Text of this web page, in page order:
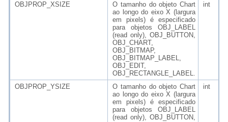
OBJPROP_XSIZE
O tamanho do objeto Chart
ao longo do eixo X (largura
em pixels) é especificado
para objetos OBJ_LABEL
(read only), OBJ_BUTTON,
OBJ_CHART,
OBJ_BITMAP,
OBJ_BITMAP_LABEL,
OBJ_EDIT,
OBJ_RECTANGLE_LABEL.
int
OBJPROP_YSIZE
O tamanho do objeto Chart
ao longo do eixo X (largura
em pixels) é especificado
para objetos OBJ_LABEL
(read only), OBJ_BUTTON,
int